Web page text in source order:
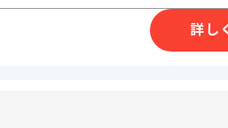
Web制作事業、システム開発事業等を
レバテックの実績がある企業でございま
詳し